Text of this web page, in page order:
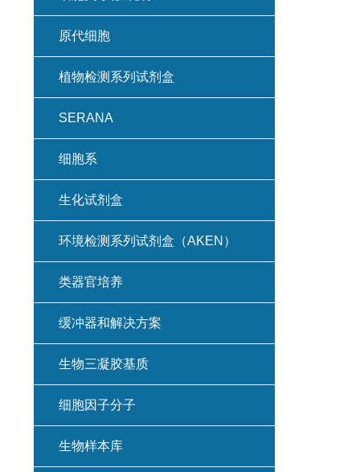
原代细胞
植物检测系列试剂盒
SERANA
细胞系
生化试剂盒
环境检测系列试剂盒（AKEN）
类器官培养
缓冲器和解决方案
生物三凝胶基质
细胞因子分子
生物样本库